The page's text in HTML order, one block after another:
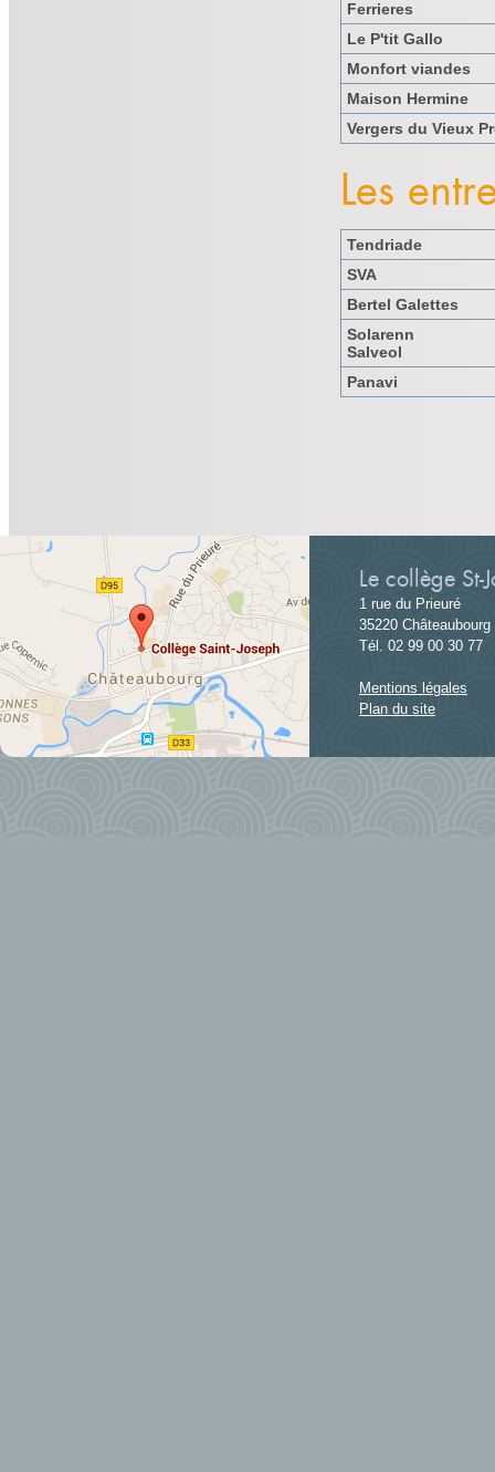
Ferrieres
Le P'tit Gallo
Monfort viandes
Maison Hermine
Vergers du Vieux
Les
Tendriade
SVA
Bertel Galettes
Solarenn
Salveol
Panavi
Le collège St-
1 rue du Prieuré
35220 Châteaubourg
Tél. 02 99 00 30 77
Mentions légales
Plan du site